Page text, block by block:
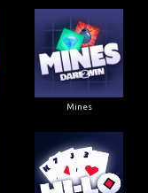
Mines